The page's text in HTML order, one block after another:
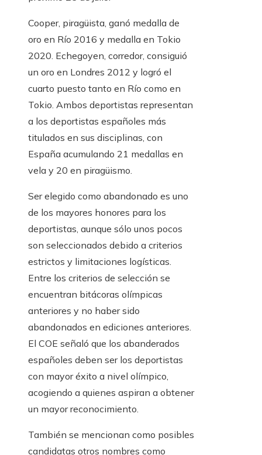
Cooper, piragüista, ganó medalla de
oro en Río 2016 y medalla en Tokio
2020. Echegoyen, corredor, consiguió
un oro en Londres 2012 y logró el
cuarto puesto tanto en Río como en
Tokio. Ambos deportistas representan
a los deportistas españoles más
titulados en sus disciplinas, con
España acumulando 21 medallas en
vela y 20 en piragüismo.
Ser elegido como abandonado es uno
de los mayores honores para los
deportistas, aunque sólo unos pocos
son seleccionados debido a criterios
estrictos y limitaciones logísticas.
Entre los criterios de selección se
encuentran bitácoras olímpicas
anteriores y no haber sido
abandonados en ediciones anteriores.
El COE señaló que los abanderados
españoles deben ser los deportistas
con mayor éxito a nivel olímpico,
acogiendo a quienes aspiran a obtener
un mayor reconocimiento.
También se mencionan como posibles
candidatas otros nombres como